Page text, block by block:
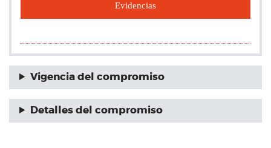
Evidencias
Vigencia del compromiso
Detalles del compromiso